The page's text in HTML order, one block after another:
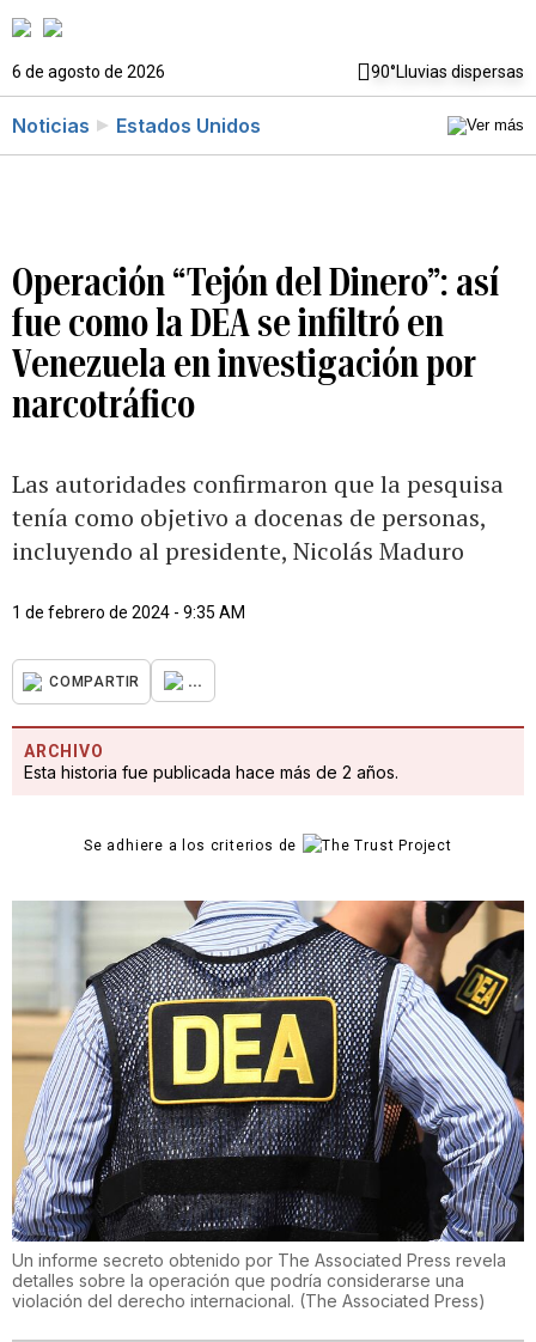
6 de agosto de 2026 90°Lluvias dispersas
Noticias Estados Unidos
Operación “Tejón del Dinero”: así
fue como la DEA se infiltró en
Venezuela en investigación por
narcotráfico
Las autoridades confirmaron que la pesquisa
tenía como objetivo a docenas de personas,
incluyendo al presidente, Nicolás Maduro
1 de febrero de 2024 - 9:35 AM
COMPARTIR ...
ARCHIVO
Esta historia fue publicada hace más de 2 años.
Se adhiere a los criterios de
Un informe secreto obtenido por The Associated Press revela
detalles sobre la operación que podría considerarse una
violación del derecho internacional. (The Associated Press)